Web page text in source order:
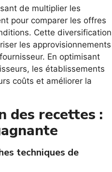
de multiplier les
pour comparer les offres
Cette diversification
les approvisionnements
En optimisant
les établissements
coûts et améliorer la
des recettes :
techniques de